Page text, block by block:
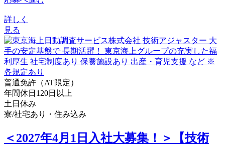
詳しく
見る
普通免許（AT限定）
年間休日120日以上
土日休み
寮/社宅あり・住み込み
＜2027年4月1日入社大募集！＞【技術